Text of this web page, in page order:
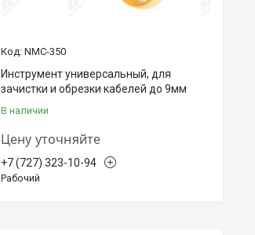
NMC-350
Инструмент универсальный, для
зачистки и обрезки кабелей до 9мм
В наличии
Цену уточняйте
+7 (727) 323-10-94
Рабочий